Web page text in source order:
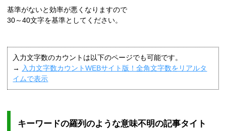
基準がないと効率が悪くなりますので
30～40文字を基準としてください。
入力文字数のカウントは以下のページでも可能です。
→
入力文字数カウントWEBサイト版！全角文字数をリアルタ
イムで表示
キーワードの羅列のような意味不明の記事タイト